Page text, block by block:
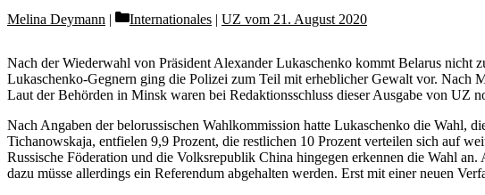
Melina Deymann Categories
Internationales | UZ vom 21. August 2020
Nach der Wiederwahl von Präsident Alexander Lukaschenko kommt Belarus nicht
Lukaschenko-Gegnern ging die Polizei zum Teil mit erheblicher Gewalt vor. Nach
Laut der Behörden in Minsk waren bei Redaktionsschluss dieser Ausgabe von UZ
Nach Angaben der belorussischen Wahlkommission hatte Lukaschenko die Wahl,
Tichanowskaja, entfielen 9,9 Prozent, die restlichen 10 Prozent verteilen sich auf
Russische Föderation und die Volksrepublik China hingegen erkennen die Wahl
dazu müsse allerdings ein Referendum abgehalten werden. Erst mit einer neuen